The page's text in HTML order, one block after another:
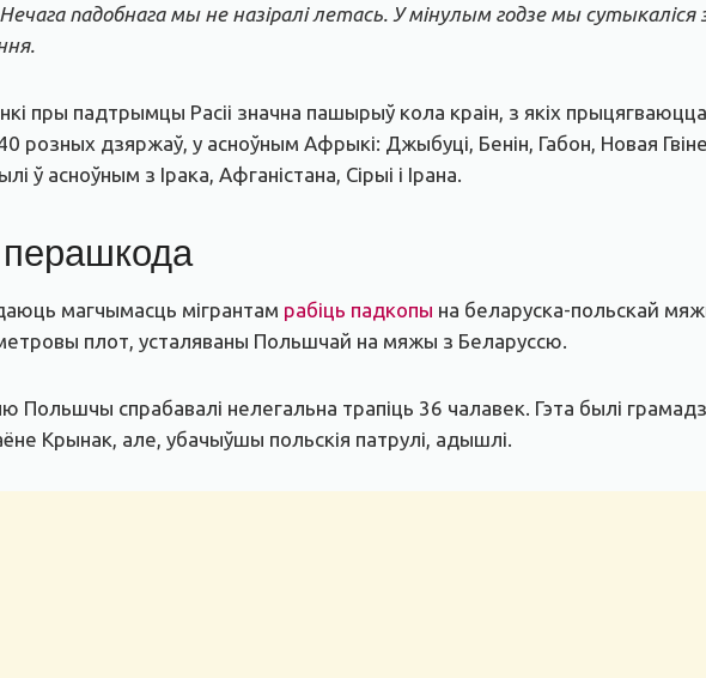
падобнага мы не назіралі летась. У мінулым годзе мы сутыкаліся
пры падтрымцы Расіі значна пашырыў кола краін, з якіх
розных дзяржаў, у асноўным Афрыкі: Джыбуці, Бенін, Габон, Новая
ў асноўным з Ірака, Афганістана, Сірыі і Ірана.
магчымасць мігрантам рабіць падкопы на беларуска-польскай
плот, усталяваны Польшчай на мяжы з Беларуссю.
Польшчы спрабавалі нелегальна трапіць 36 чалавек. Гэта былі
Крынак, але, убачыўшы польскія патрулі, адышлі.